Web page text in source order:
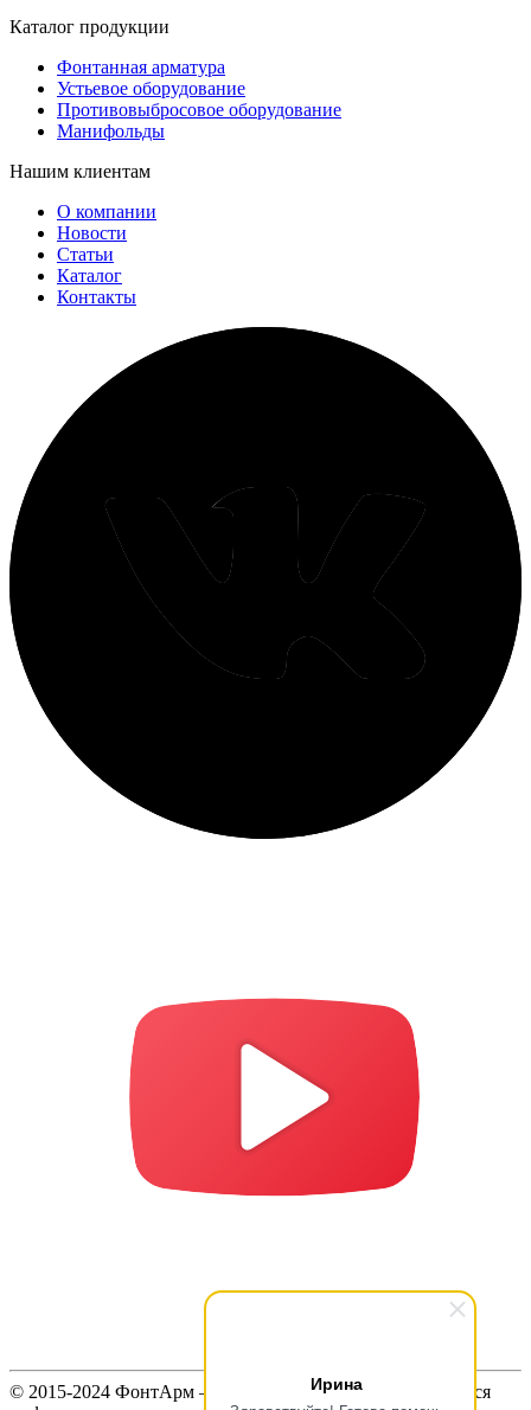
Ирина
Каталог продукции
Фонтанная арматура
Устьевое оборудование
Противовыбросовое оборудование
Манифольды
Нашим клиентам
О компании
Новости
Статьи
Каталог
Контакты
© 2015-2024 ФонтАрм – фонтанная устьевая арматура. Вся